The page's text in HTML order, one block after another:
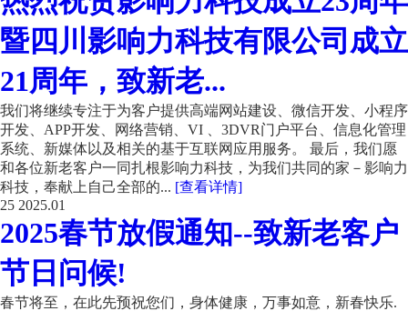
暨四川影响力科技有限公司成立
21周年，致新老...
我们将继续专注于为客户提供高端网站建设、微信开发、小程序
开发、APP开发、网络营销、VI 、3DVR门户平台、信息化管理
系统、新媒体以及相关的基于互联网应用服务。 最后，我们愿
和各位新老客户一同扎根影响力科技，为我们共同的家－影响力
科技，奉献上自己全部的... [查看详情]
25 2025.01
2025春节放假通知--致新老客户
节日问候!
春节将至，在此先预祝您们，身体健康，万事如意，新春快乐.